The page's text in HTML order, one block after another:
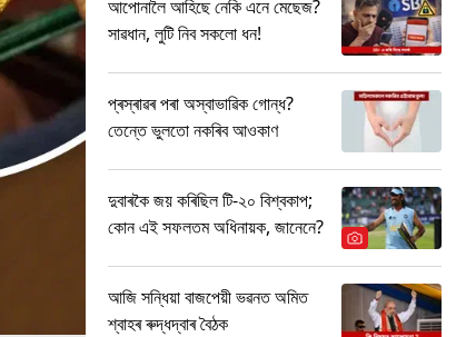
আপোনালৈ আহিছে নেকি এনে মেছেজ?
সাৱধান, লুটি নিব সকলো ধন!
প্ৰস্ৰাৱৰ পৰা অস্বাভাৱিক গোন্ধ?
তেন্তে ভুলতো নকৰিব আওকাণ
দুবাৰকৈ জয় কৰিছিল টি-২০ বিশ্বকাপ;
কোন এই সফলতম অধিনায়ক, জানেনে?
আজি সন্ধিয়া বাজপেয়ী ভৱনত অমিত
শ্বাহৰ ৰুদ্ধদ্বাৰ বৈঠক